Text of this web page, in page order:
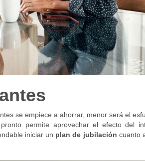
se empiece a ahorrar, menor será el
permite aprovechar el efecto del
iniciar un plan de jubilación cuanto